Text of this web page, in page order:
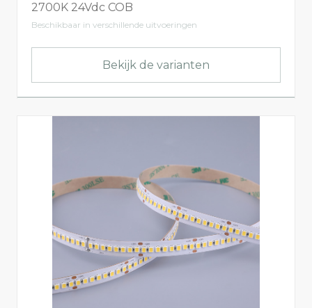
2700K 24Vdc COB
Beschikbaar in verschillende uitvoeringen
Bekijk de varianten